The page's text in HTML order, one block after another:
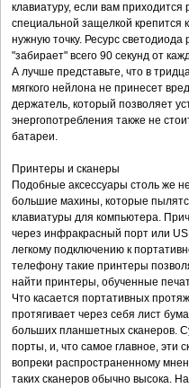
клавиатуру, если вам
специальной защелкой крепится
нужную точку. Ресурс
"забирает" всего 90 секунд от
А лучше представьте, что в
мягкого нейлона не принесет
держатель, который позволяет
энергопотребления также не
батареи.
Принтеры и сканеры
Подобные аксессуары столь же
большие махины, которые
клавиатуры для компьютера.
через инфракрасный порт или
легкому подключению к
телефону такие принтеры
найти принтеры, обученные
Что касается портативных
протягивает через себя лист
больших планшетных сканеров.
порты, и, что самое главное, эти
вопреки распространенному
таких сканеров обычно высока.